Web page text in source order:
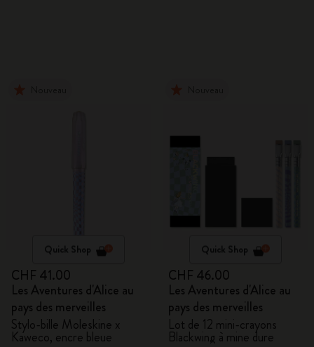
Quick Shop
CHF 41.00
Les Aventures d'Alice au
pays des merveilles
Stylo-bille Moleskine x
Kaweco, encre bleue
Quick Shop
CHF 46.00
Les Aventures d'Alice au
pays des merveilles
Lot de 12 mini-crayons
Blackwing à mine dure